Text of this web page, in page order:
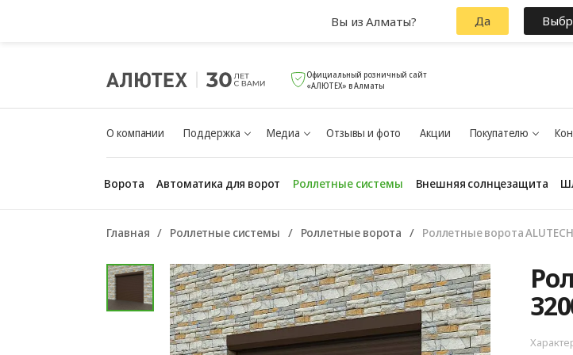
Официальный розничный сайт
«АЛЮТЕХ» в Алматы
О компании Поддержка Медиа Отзывы и фото Акции Покупателю
Ворота Автоматика для ворот Роллетные системы Внешняя солнцезащита
Главная Роллетные системы Роллетные ворота Роллетные ворота
Вы из Алматы? Да